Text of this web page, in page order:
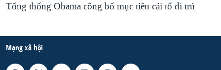
Tổng thống Obama công bố mục tiêu cải tổ di trú
Mạng xã hội